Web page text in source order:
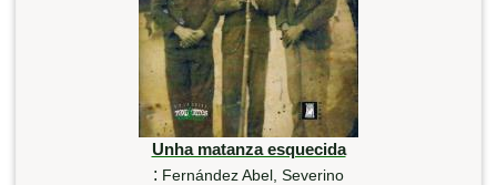
Unha matanza esquecida
: Fernández Abel, Severino